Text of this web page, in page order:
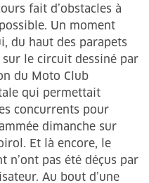
fait d’obstacles à
Un moment
du haut des parapets
le circuit dessiné par
du Moto Club
qui permettait
concurrents pour
dimanche sur
Et là encore, le
n’ont pas été déçus par
Au bout d’une